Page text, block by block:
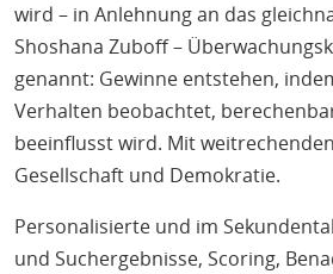
wird – in Anlehnung an das
Shoshana Zuboff –
genannt: Gewinne entstehen,
Verhalten beobachtet,
beeinflusst wird. Mit
Gesellschaft und Demokratie.
Personalisierte und im
und Suchergebnisse, Scoring,